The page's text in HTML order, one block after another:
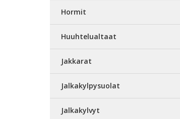
Hormit
Huuhtelualtaat
Jakkarat
Jalkakylpysuolat
Jalkakylvyt